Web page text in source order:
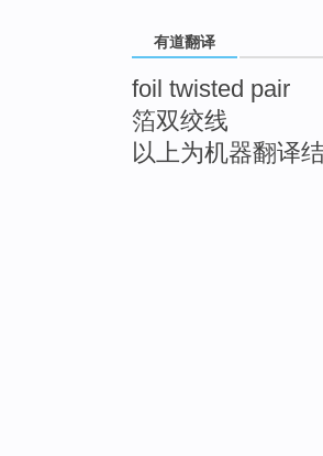
有道翻译
foil twisted pair
箔双绞线
以上为机器翻译